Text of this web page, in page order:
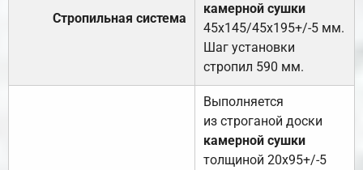
Стропильная система
камерной сушки
45х145/45х195+/-5 мм.
Шаг установки
стропил 590 мм.
Выполняется
из строганой доски
камерной сушки
толщиной 20х95+/-5